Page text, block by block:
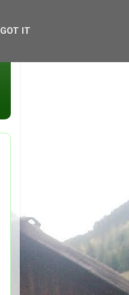
GOT IT